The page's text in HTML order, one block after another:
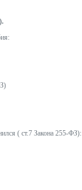
( ст.7 Закона 255-ФЗ):